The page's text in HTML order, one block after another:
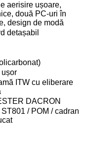
aerisire ușoare,
două PC-uri în
design de modă
detașabil
ușor
ITW cu eliberare
DACRON
/ POM / cadran